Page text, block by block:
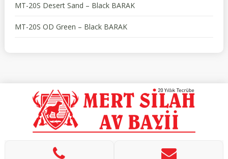
MT-20S Desert Sand – Black BARAK
MT-20S OD Green – Black BARAK